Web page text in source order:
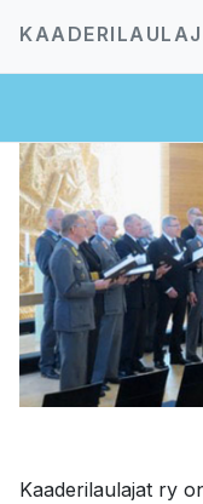
Kaaderilaulajat ry